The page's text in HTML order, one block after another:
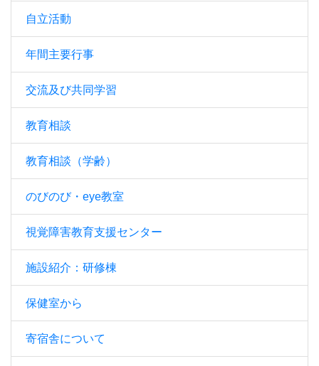
自立活動
年間主要行事
交流及び共同学習
教育相談
教育相談（学齢）
のびのび・eye教室
視覚障害教育支援センター
施設紹介：研修棟
保健室から
寄宿舎について